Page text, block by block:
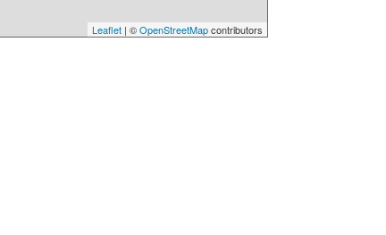
Leaflet | ©OpenStreetMapcontributors